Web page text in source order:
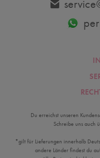
Du erreichst unseren
Schreibe uns auch
*gilt für Lieferungen innerhalb
andere Länder findest du